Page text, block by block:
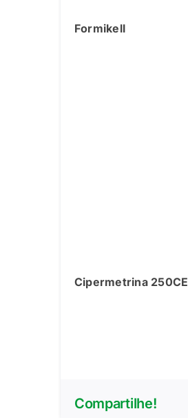
Formikell
Cipermetrina 250CE
Compartilhe!